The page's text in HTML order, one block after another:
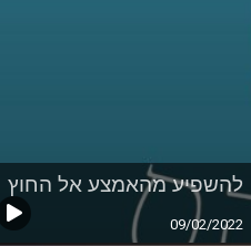
להשפיע מהאמצע אל החוץ
09/02/2022